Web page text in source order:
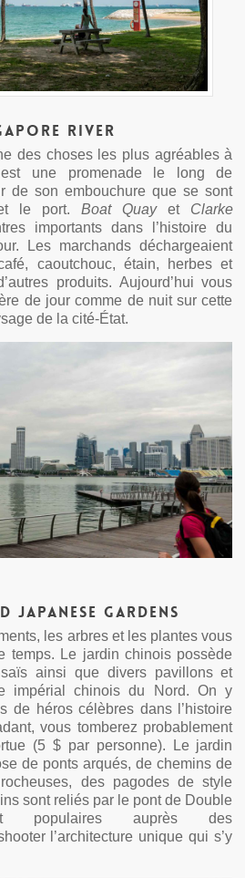
River
des choses les plus agréables à
une promenade le long de
de son embouchure que se sont
le port. Boat Quayet Clarke
importants dans l’histoire du
Les marchands déchargeaient
caoutchouc, étain, herbes et
produits. Aujourd’hui vous
de jour comme de nuit sur cette
de la cité-État.
Japanese gardens
les arbres et les plantes vous
temps. Le jardin chinois possède
ainsi que divers pavillons et
impérial chinois du Nord. On y
de héros célèbres dans l’histoire
vous tomberez probablement
(5 $ par personne). Le jardin
de ponts arqués, de chemins de
des pagodes de style
sont reliés par le pont de Double
populaires auprès des
l’architecture unique qui s’y